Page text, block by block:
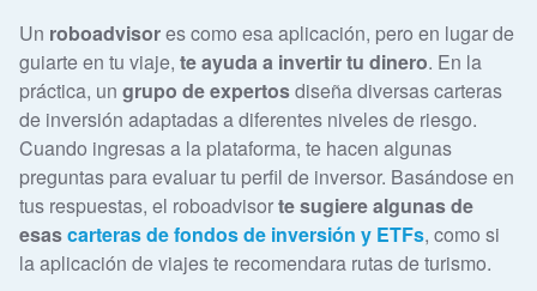
Un roboadvisores como esa aplicación, pero en lugar de
guiarte en tu viaje, te ayuda a invertir tu dinero. En la
práctica, un grupo de expertosdiseña diversas carteras
de inversión adaptadas a diferentes niveles de riesgo.
Cuando ingresas a la plataforma, te hacen algunas
preguntas para evaluar tu perfil de inversor. Basándose en
tus respuestas, el roboadvisorte sugiere algunas de
esascarteras de fondos de inversión y ETFs, como si
la aplicación de viajes te recomendara rutas de turismo.